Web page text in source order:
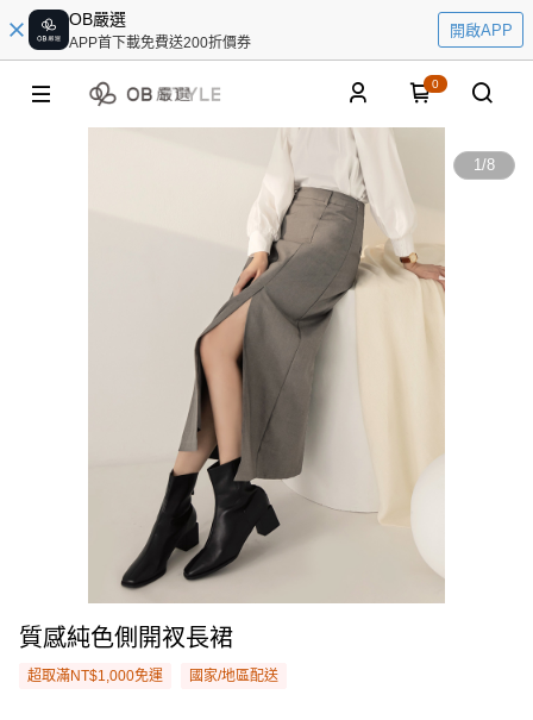
OB嚴選
APP首下載免費送200折價券
開啟APP
0
1/8
質感純色側開衩長裙
超取滿NT$1,000免運 國家/地區配送